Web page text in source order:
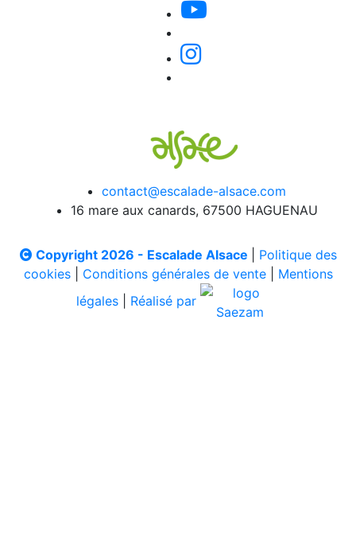
contact@escalade-alsace.com
16 mare aux canards, 67500 HAGUENAU
Copyright 2026 - Escalade Alsace
Politique des
cookies| Conditions générales de vente| Mentions
légales
Réalisé par